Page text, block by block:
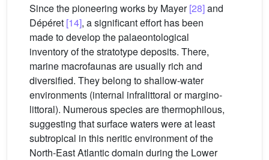
Since the pioneering works by Mayer[28]and
Dépéret [14], a significant effort has been
made to develop the palaeontological
inventory of the stratotype deposits. There,
marine macrofaunas are usually rich and
diversified. They belong to shallow-water
environments (internal infralittoral or margino-
littoral). Numerous species are thermophilous,
suggesting that surface waters were at least
subtropical in this neritic environment of the
North-East Atlantic domain during the Lower